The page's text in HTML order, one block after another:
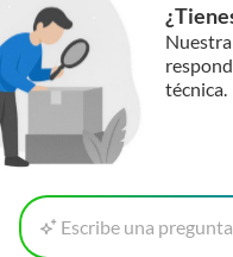
técnica.
Escribe una pregunta